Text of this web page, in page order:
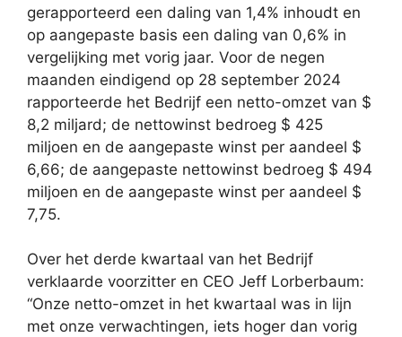
gerapporteerd een daling van 1,4% inhoudt en
op aangepaste basis een daling van 0,6% in
vergelijking met vorig jaar. Voor de negen
maanden eindigend op 28 september 2024
rapporteerde het Bedrijf een netto-omzet van $
8,2 miljard; de nettowinst bedroeg $ 425
miljoen en de aangepaste winst per aandeel $
6,66; de aangepaste nettowinst bedroeg $ 494
miljoen en de aangepaste winst per aandeel $
7,75.
Over het derde kwartaal van het Bedrijf
verklaarde voorzitter en CEO Jeff Lorberbaum:
“Onze netto-omzet in het kwartaal was in lijn
met onze verwachtingen, iets hoger dan vorig